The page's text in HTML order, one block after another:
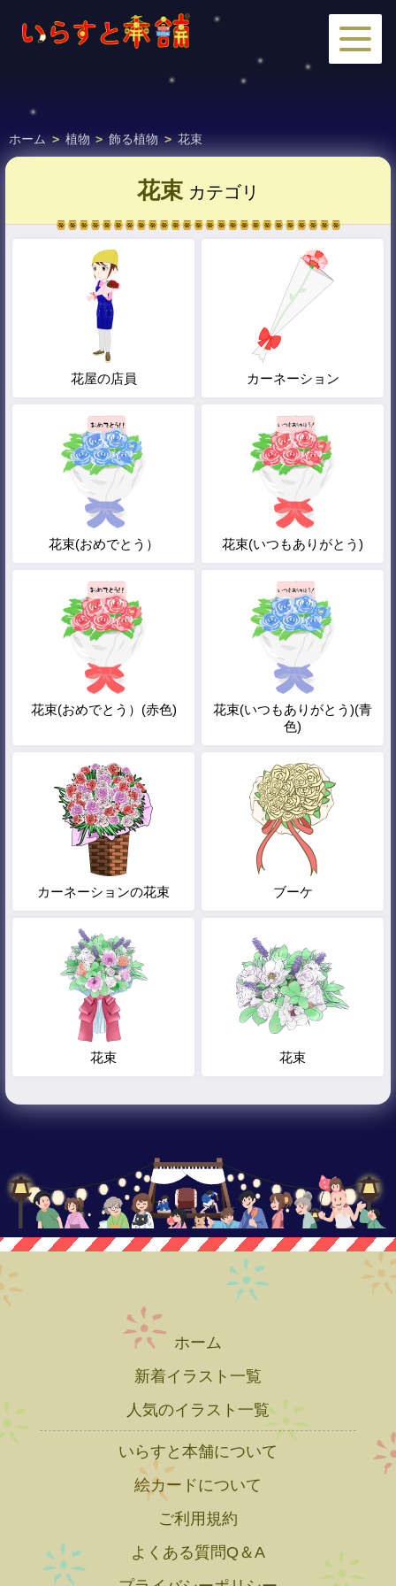
ホーム > 植物 > 飾る植物 > 花束
花束 カテゴリ
花屋の店員 カーネーション
花束(おめでとう） 花束(いつもありがとう)
花束(おめでとう）(赤色)
花束(いつもありがとう)(青
色)
カーネーションの花束 ブーケ
花束 花束
ホーム
新着イラスト一覧
人気のイラスト一覧
いらすと本舗について
絵カードについて
ご利用規約
よくある質問Q＆A